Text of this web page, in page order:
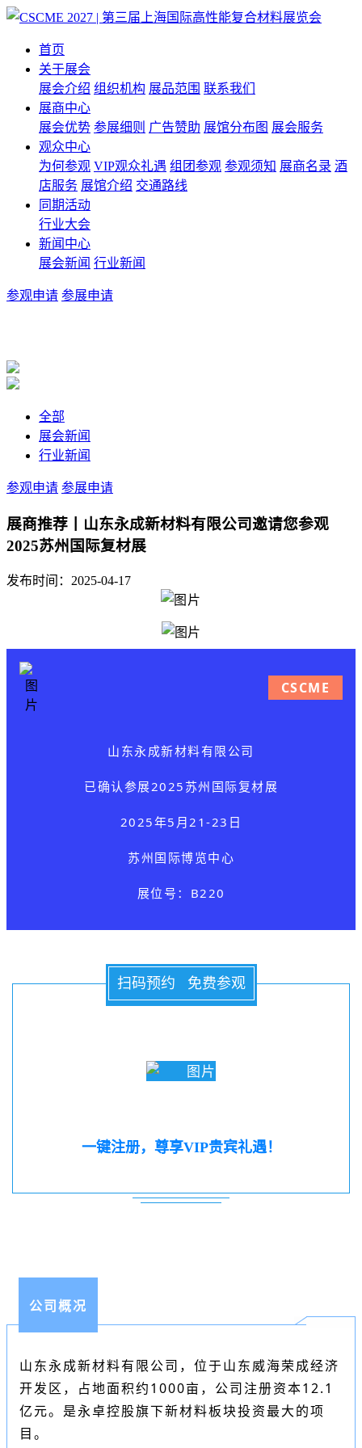
首页
关于展会
展会介绍 组织机构 展品范围 联系我们
展商中心
展会优势 参展细则 广告赞助 展馆分布图 展会服务
观众中心
为何参观 VIP观众礼遇 组团参观 参观须知 展商名录 酒
店服务 展馆介绍 交通路线
同期活动
行业大会
新闻中心
展会新闻 行业新闻
参观申请 参展申请
全部
展会新闻
行业新闻
参观申请 参展申请
展商推荐丨山东永成新材料有限公司邀请您参观
2025苏州国际复材展
发布时间：2025-04-17
CSCME
山东永成新材料有限公司
已确认参展2025苏州国际复材展
2025年5月21-23日
苏州国际博览中心
展位号：B220
扫码预约 免费参观
一键注册，尊享VIP贵宾礼遇！
公司概况
山东永成新材料有限公司，位于山东威海荣成经济
开发区，占地面积约1000亩，公司注册资本12.1
亿元。是永卓控股旗下新材料板块投资最大的项
目。